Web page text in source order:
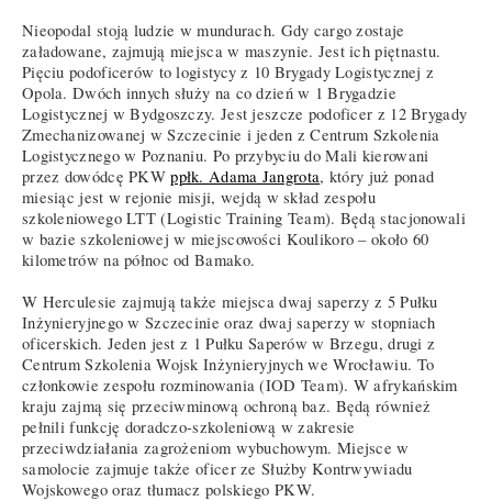
Nieopodal stoją ludzie w mundurach. Gdy cargo zostaje
załadowane, zajmują miejsca w maszynie. Jest ich piętnastu.
Pięciu podoficerów to logistycy z 10 Brygady Logistycznej z
Opola. Dwóch innych służy na co dzień w 1 Brygadzie
Logistycznej w Bydgoszczy. Jest jeszcze podoficer z 12 Brygady
Zmechanizowanej w Szczecinie i jeden z Centrum Szkolenia
Logistycznego w Poznaniu. Po przybyciu do Mali kierowani
przez dowódcę PKWppłk. Adama Jangrota, który już ponad
miesiąc jest w rejonie misji, wejdą w skład zespołu
szkoleniowego LTT (Logistic Training Team). Będą stacjonowali
w bazie szkoleniowej w miejscowości Koulikoro – około 60
kilometrów na północ od Bamako.
W Herculesie zajmują także miejsca dwaj saperzy z 5 Pułku
Inżynieryjnego w Szczecinie oraz dwaj saperzy w stopniach
oficerskich. Jeden jest z 1 Pułku Saperów w Brzegu, drugi z
Centrum Szkolenia Wojsk Inżynieryjnych we Wrocławiu. To
członkowie zespołu rozminowania (IOD Team). W afrykańskim
kraju zajmą się przeciwminową ochroną baz. Będą również
pełnili funkcję doradczo-szkoleniową w zakresie
przeciwdziałania zagrożeniom wybuchowym. Miejsce w
samolocie zajmuje także oficer ze Służby Kontrwywiadu
Wojskowego oraz tłumacz polskiego PKW.